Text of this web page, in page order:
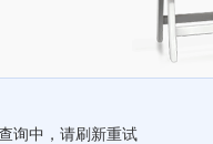
询中，请刷新重试